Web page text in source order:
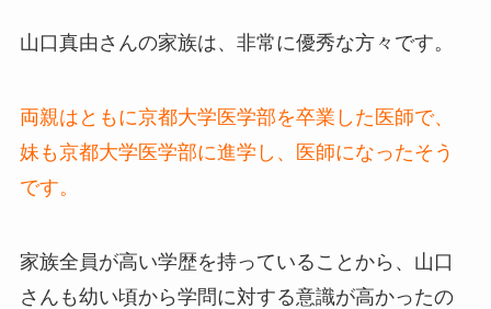
山口真由さんの家族は、非常に優秀な方々です。
両親はともに京都大学医学部を卒業した医師で、
妹も京都大学医学部に進学し、医師になったそう
です。
家族全員が高い学歴を持っていることから、山口
さんも幼い頃から学問に対する意識が高かったの